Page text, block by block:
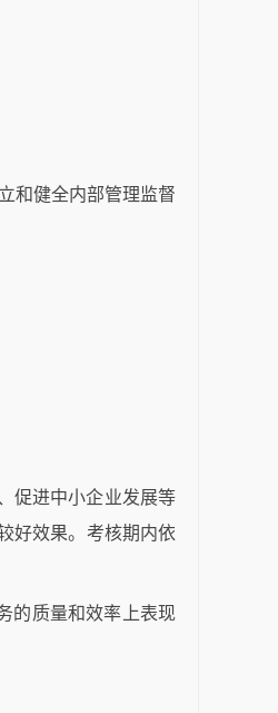
和健全内部管理监督
促进中小企业发展等
好效果。考核期内依
的质量和效率上表现